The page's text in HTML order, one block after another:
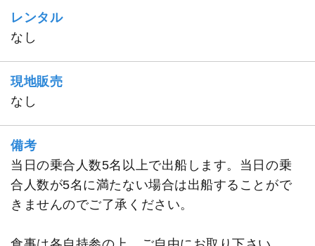
レンタル
なし
現地販売
なし
備考
当日の乗合人数5名以上で出船します。当日の乗
合人数が5名に満たない場合は出船することがで
きませんのでご了承ください。